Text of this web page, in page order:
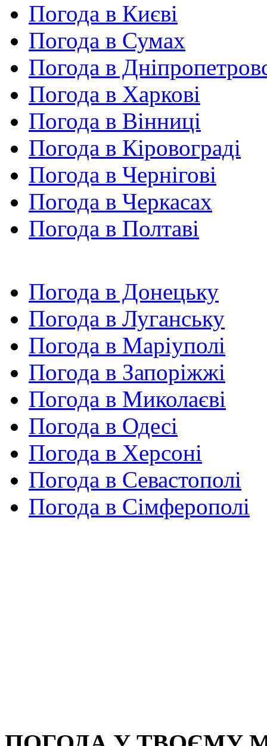
Погода в Києві
Погода в Сумах
Погода в
Погода в Харкові
Погода в Вінниці
Погода в Кіровограді
Погода в Чернігові
Погода в Черкасах
Погода в Полтаві
Погода в Донецьку
Погода в Луганську
Погода в Маріуполі
Погода в Запоріжжі
Погода в Миколаєві
Погода в Одесі
Погода в Херсоні
Погода в Севастополі
Погода в Сімферополі